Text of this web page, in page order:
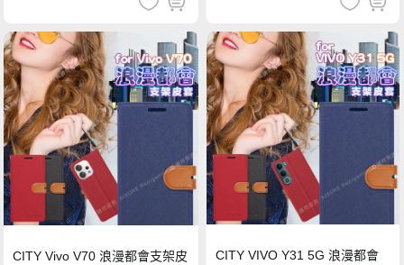
CITY Vivo V70 浪漫都會支架皮
CITY VIVO Y31 5G 浪漫都會